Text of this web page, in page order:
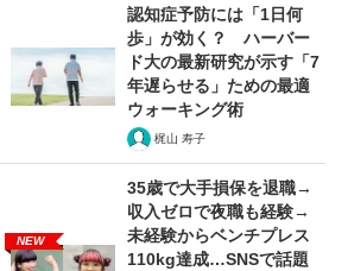
認知症予防には「1日何
歩」が効く？ ハーバー
ド大の最新研究が示す「7
年遅らせる」ための最適
ウォーキング術
梶山 寿子
NEW
35歳で大手損保を退職→
収入ゼロで夜職も経験→
未経験からベンチプレス
110kg達成…SNSで話題